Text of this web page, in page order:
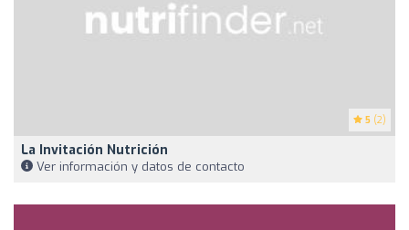
5 (2)
La Invitación Nutrición
Ver información y datos de contacto